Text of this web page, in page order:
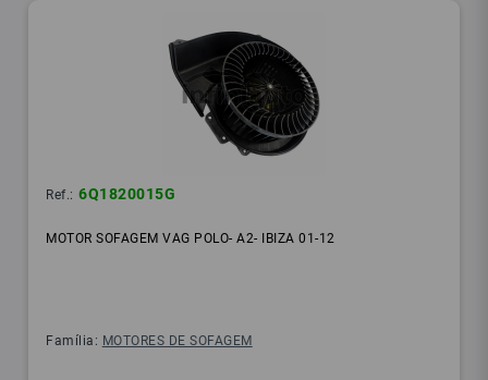
Ref.: 6Q1820015G
MOTOR SOFAGEM VAG POLO- A2- IBIZA 01-12
Família: MOTORES DE SOFAGEM